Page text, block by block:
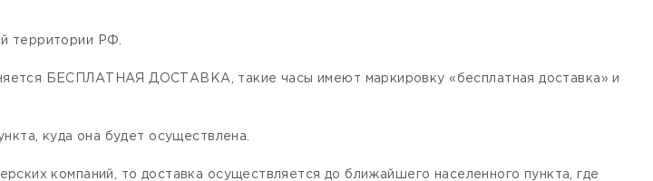
территории РФ.
БЕСПЛАТНАЯ ДОСТАВКА, такие часы имеют маркировку «бесплатная доставка» и
куда она будет осуществлена.
компаний, то доставка осуществляется до ближайшего населенного пункта, где